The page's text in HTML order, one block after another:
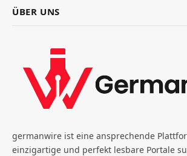
ÜBER UNS
germanwire ist eine ansprechende
einzigartige und perfekt lesbare Portale